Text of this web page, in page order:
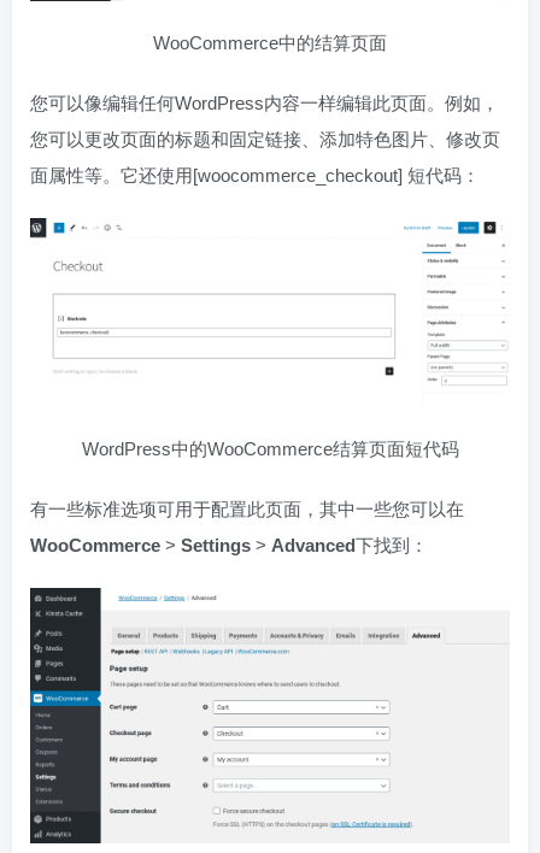
WooCommerce中的结算页面
您可以像编辑任何WordPress内容一样编辑此页面。例如，
您可以更改页面的标题和固定链接、添加特色图片、修改页
面属性等。它还使用[woocommerce_checkout] 短代码：
WordPress中的WooCommerce结算页面短代码
有一些标准选项可用于配置此页面，其中一些您可以在
WooCommerce > Settings > Advanced下找到：